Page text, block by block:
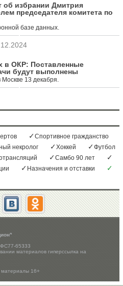
об избрании Дмитрия
председателя комитета по
базе данных.
в ОКР: Поставленные
будут выполнены
13 декабря.
Спортивное гражданство
некролог Хоккей
Футбол
Самбо 90 лет
Назначения и отставки
65333
материалов гиперссылка на
материалы 16+